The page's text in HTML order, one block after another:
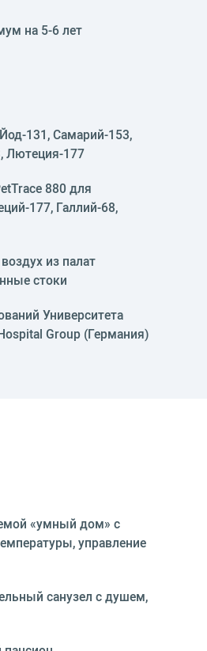
на 5-6 лет
131, Самарий-153,
Лютеция-177
880 для
177, Галлий-68,
из палат
стоки
Университета
Group (Германия)
«умный дом» с
управление
санузел с душем,